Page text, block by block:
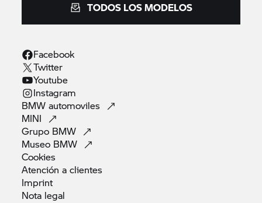
TODOS LOS MODELOS
Facebook
Twitter
Youtube
Instagram
BMWautomoviles
MINI
Grupo BMW
Museo BMW
Cookies
Atención aclientes
Imprint
Nota legal